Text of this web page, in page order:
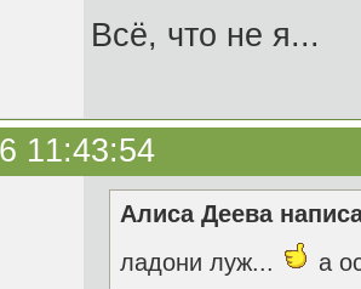
Всё, что не я...
11:43:54
Алиса Деева
ладони луж...
а